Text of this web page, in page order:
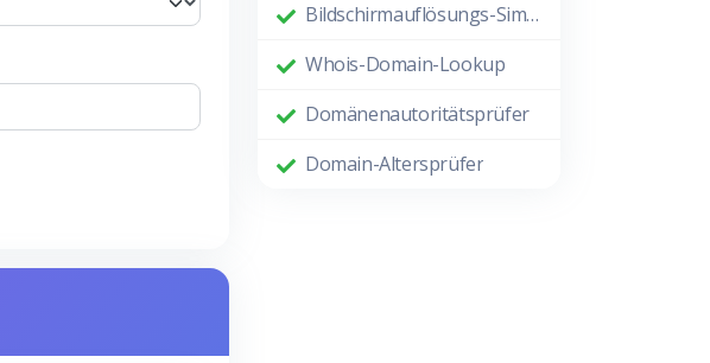
Bildschirmauflösungs-Simulator
Whois-Domain-Lookup
Domänenautoritätsprüfer
Domain-Altersprüfer